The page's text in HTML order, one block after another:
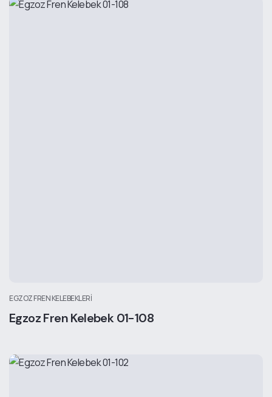
EGZOZ FREN KELEBEKLERI
Egzoz Fren Kelebek 01-108